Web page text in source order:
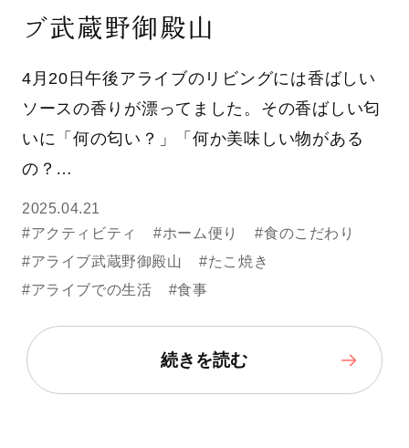
ブ武蔵野御殿山
4月20日午後アライブのリビングには香ばしい
ソースの香りが漂ってました。その香ばしい匂
いに「何の匂い？」「何か美味しい物がある
の？…
2025.04.21
#アクティビティ
#ホーム便り
#食のこだわり
#アライブ武蔵野御殿山
#たこ焼き
#アライブでの生活
#食事
続きを読む